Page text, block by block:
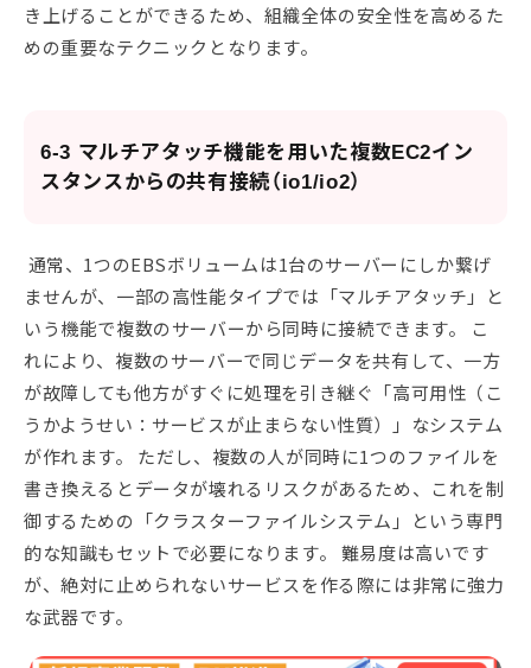
き上げることができるため、組織全体の安全性を高めるた
めの重要なテクニックとなります。
6-3 マルチアタッチ機能を用いた複数EC2イン
スタンスからの共有接続（io1/io2）
通常、1つのEBSボリュームは1台のサーバーにしか繋げ
ませんが、一部の高性能タイプでは「マルチアタッチ」と
いう機能で複数のサーバーから同時に接続できます。 こ
れにより、複数のサーバーで同じデータを共有して、一方
が故障しても他方がすぐに処理を引き継ぐ「高可用性（こ
うかようせい：サービスが止まらない性質）」なシステム
が作れます。 ただし、複数の人が同時に1つのファイルを
書き換えるとデータが壊れるリスクがあるため、これを制
御するための「クラスターファイルシステム」という専門
的な知識もセットで必要になります。 難易度は高いです
が、絶対に止められないサービスを作る際には非常に強力
な武器です。